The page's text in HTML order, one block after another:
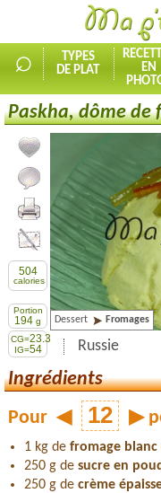
⌕
TYPES
DE PLAT
EN
Paskha, dôme de
Ajouter la recette à
Commenter,
Imprimer la
Partager cette
504
calories
Portion
194 g
CG=23.3
IG=54
Dessert Fromages
Russie
Ingrédients
Pour ◀ ▶
1 kg de fromage blanc
250 g de sucre en
250 g de crème